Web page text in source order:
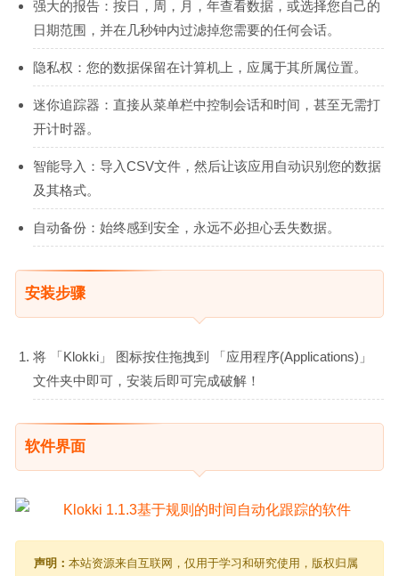
强大的报告：按日，周，月，年查看数据，或选择您自己的
日期范围，并在几秒钟内过滤掉您需要的任何会话。
隐私权：您的数据保留在计算机上，应属于其所属位置。
迷你追踪器：直接从菜单栏中控制会话和时间，甚至无需打
开计时器。
智能导入：导入CSV文件，然后让该应用自动识别您的数据
及其格式。
自动备份：始终感到安全，永远不必担心丢失数据。
安装步骤
将 「Klokki」 图标按住拖拽到 「应用程序(Applications)」
文件夹中即可，安装后即可完成破解！
软件界面
声明： 本站资源来自互联网，仅用于学习和研究使用，版权归属